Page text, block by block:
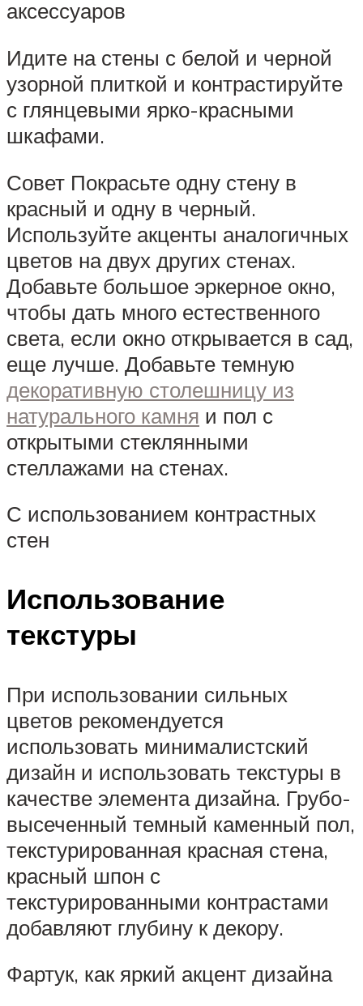
аксессуаров
Идите на стены с белой и черной
узорной плиткой и контрастируйте
с глянцевыми ярко-красными
шкафами.
Совет Покрасьте одну стену в
красный и одну в черный.
Используйте акценты аналогичных
цветов на двух других стенах.
Добавьте большое эркерное окно,
чтобы дать много естественного
света, если окно открывается в сад,
еще лучше. Добавьте темную
декоративную столешницу из
натурального камня и пол с
открытыми стеклянными
стеллажами на стенах.
С использованием контрастных
стен
Использование
текстуры
При использовании сильных
цветов рекомендуется
использовать минималистский
дизайн и использовать текстуры в
качестве элемента дизайна. Грубо-
высеченный темный каменный пол,
текстурированная красная стена,
красный шпон с
текстурированными контрастами
добавляют глубину к декору.
Фартук, как яркий акцент дизайна